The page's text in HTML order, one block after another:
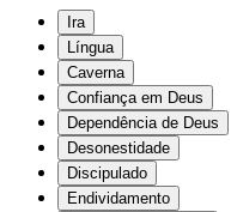
Ira
Língua
Caverna
Confiança em Deus
Dependência de Deus
Desonestidade
Discipulado
Endividamento